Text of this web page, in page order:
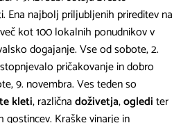
Ena najbolj priljubljenih prireditev na
kot 100 lokalnih ponudnikov v
dogajanje. Vse od sobote, 2.
pričakovanje in dobro
9. novembra. Ves teden so
kleti, različnadoživetja,oglediter
gostincev. Kraške vinarje in